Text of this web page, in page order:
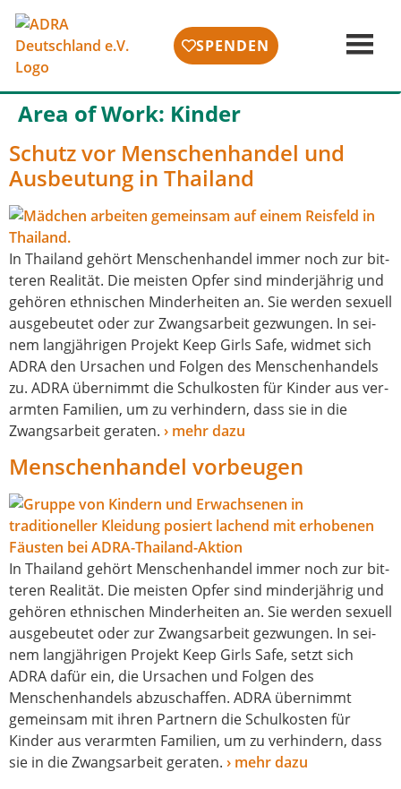
SPENDEN
Area of Work: Kinder
Schutz vor Menschenhandel und
Ausbeutung in Thailand
In Thailand gehört Menschenhandel immer noch zur bit­
te­ren Realität. Die meis­ten Opfer sind min­der­jäh­rig und
gehö­ren eth­ni­schen Minderheiten an. Sie wer­den sexu­ell
aus­ge­beu­tet oder zur Zwangsarbeit gezwun­gen. In sei­
nem lang­jäh­ri­gen Projekt Keep Girls Safe, wid­met sich
ADRA den Ursachen und Folgen des Menschenhandels
zu. ADRA über­nimmt die Schulkosten für Kinder aus ver­
arm­ten Familien, um zu ver­hin­dern, dass sie in die
Zwangsarbeit gera­ten. › mehr dazu
Menschenhandel vorbeugen
In Thailand gehört Menschenhandel immer noch zur bit­
te­ren Realität. Die meis­ten Opfer sind min­der­jäh­rig und
gehö­ren eth­ni­schen Minderheiten an. Sie wer­den sexu­ell
aus­ge­beu­tet oder zur Zwangsarbeit gezwun­gen. In sei­
nem lang­jäh­ri­gen Projekt Keep Girls Safe, setzt sich
ADRA dafür ein, die Ursachen und Folgen des
Menschenhandels abzu­schaf­fen. ADRA über­nimmt
gemein­sam mit ihren Partnern die Schulkosten für
Kinder aus ver­arm­ten Familien, um zu ver­hin­dern, dass
sie in die Zwangsarbeit gera­ten. › mehr dazu